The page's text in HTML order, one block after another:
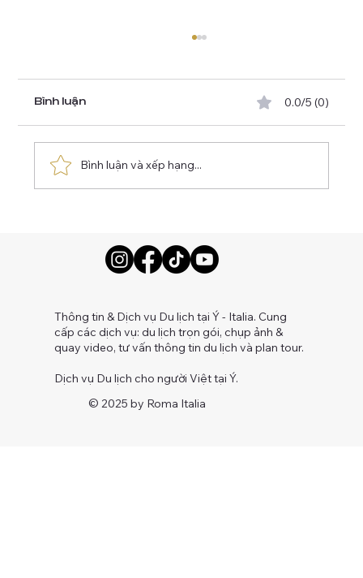
Bình luận 0.0/5 (0)
Bình luận và xếp hạng...
Thông tin & Dịch vụ Du lịch tại Ý - Italia. Cung
cấp các dịch vụ: du lịch trọn gói, chụp ảnh &
quay video, tư vấn thông tin du lịch và plan tour.
Dịch vụ Du lịch cho người Việt tại Ý.
© 2025 by Roma Italia